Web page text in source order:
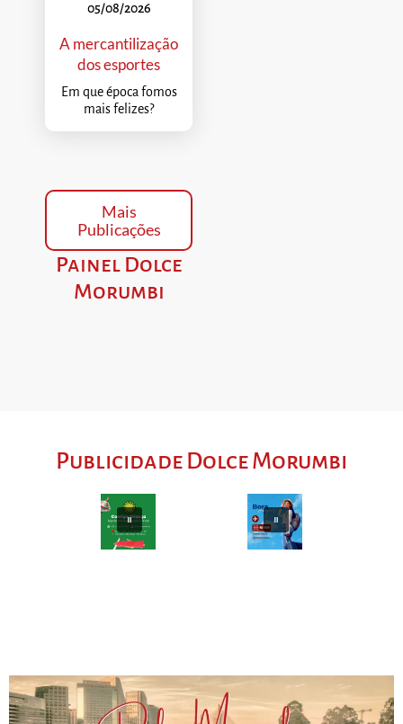
05/08/2026
A mercantilização
dos esportes
Em que época fomos
mais felizes?
Mais
Publicações
Painel Dolce
Morumbi
Publicidade Dolce Morumbi